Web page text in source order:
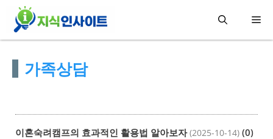
메
가족상담
이혼숙려캠프의 효과적인 활용법 알아보자 (2025-10-14) (0)